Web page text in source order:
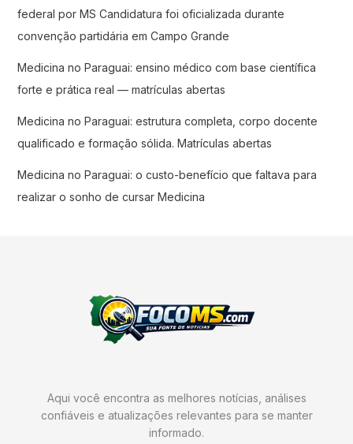
federal por MS Candidatura foi oficializada durante
convenção partidária em Campo Grande
Medicina no Paraguai: ensino médico com base científica
forte e prática real — matrículas abertas
Medicina no Paraguai: estrutura completa, corpo docente
qualificado e formação sólida. Matrículas abertas
Medicina no Paraguai: o custo-benefício que faltava para
realizar o sonho de cursar Medicina
Aqui você encontra as melhores notícias, análises
confiáveis e atualizações relevantes para se manter
informado.